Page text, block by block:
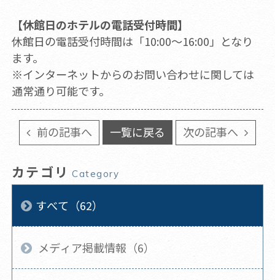
【休館日のホテルの電話受付時間】
休館日の電話受付時間は「10:00～16:00」となり
ます。
※インターネットからのお問い合わせに関しては
通常通り可能です。
前の記事へ 一覧に戻る 次の記事へ
カテゴリ Category
すべて（62）
メディア掲載情報（6）